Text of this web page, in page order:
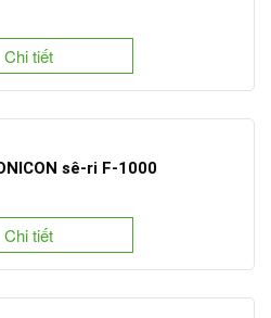
Chi tiết
sê-ri F-1000
Chi tiết